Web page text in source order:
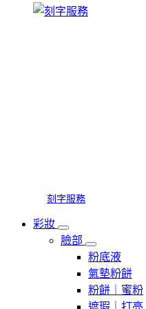
刻字服務
彩妝
臉部
粉底液
氣墊粉餅
粉餅｜蜜粉
遮瑕｜打亮